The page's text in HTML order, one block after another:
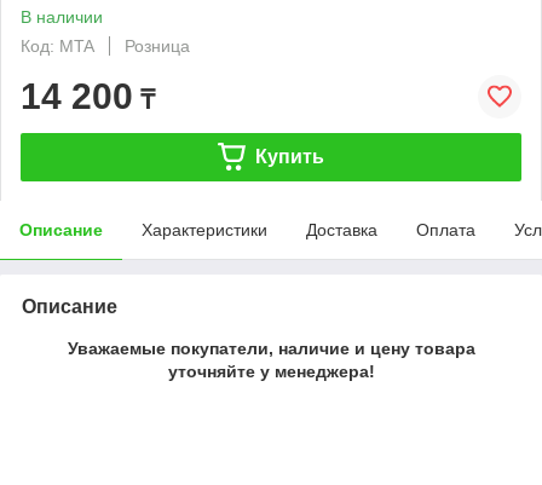
В наличии
Код: MTA
Розница
14 200 ₸
Купить
Описание Характеристики Доставка Оплата
Описание
Уважаемые покупатели, наличие и цену товара
уточняйте у менеджера!